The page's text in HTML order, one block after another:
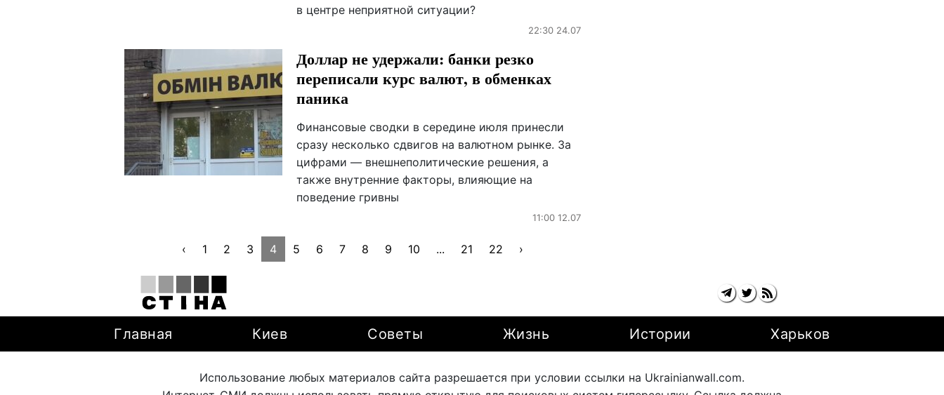
в центре неприятной ситуации?
22:30 24.07
Доллар не удержали: банки резко
переписали курс валют, в обменках
паника
Финансовые сводки в середине июля принесли
сразу несколько сдвигов на валютном рынке. За
цифрами — внешнеполитические решения, а
также внутренние факторы, влияющие на
поведение гривны
11:00 12.07
‹ 1 2 3 4 5 6 7 8 9 10 ... 21 22 ›
Главная Киев Советы Жизнь Истории Харьков
Использование любых материалов сайта разрешается при условии ссылки на Ukrainianwall.com.